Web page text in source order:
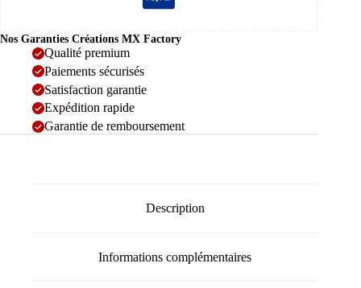
Nos Garanties Créations MX Factory
Qualité premium
Paiements sécurisés
Satisfaction garantie
Expédition rapide
Garantie de remboursement
Description
Informations complémentaires